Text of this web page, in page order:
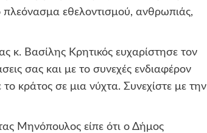
πλεόνασμα εθελοντισμού, ανθρωπιάς,
κ. Βασίλης Κρητικός ευχαρίστησε τον
σας και με το συνεχές ενδιαφέρον
κράτος σε μια νύχτα. Συνεχίστε με την
Μηνόπουλος είπε ότι ο Δήμος